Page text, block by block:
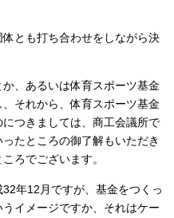
とも打ち合わせをしながら決
、あるいは体育スポーツ基金
それから、体育スポーツ基金
つきましては、商工会議所で
たところの御了解もいただき
ろでございます。
年12月ですが、基金をつくっ
イメージですか、それはケー